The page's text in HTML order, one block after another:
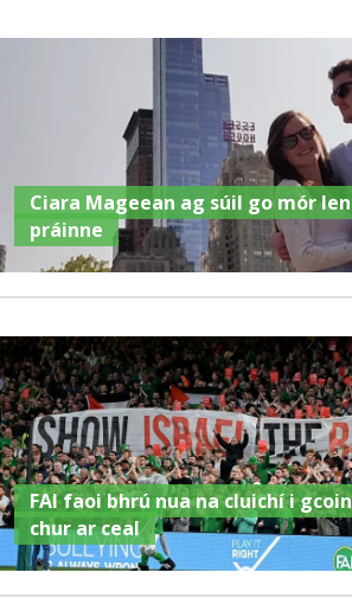
Ciara Mageean ag súil go mór
práinne
FAI faoi bhrú nua na cluichí i
chur ar ceal